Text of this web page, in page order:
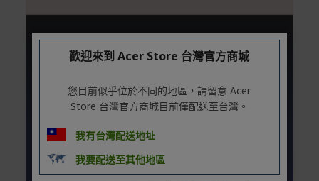
歡迎來到 Acer Store 台灣官方商城
您目前似乎位於不同的地區，請留意 Acer
Store 台灣官方商城目前僅配送至台灣。
我有台灣配送地址
我要配送至其他地區